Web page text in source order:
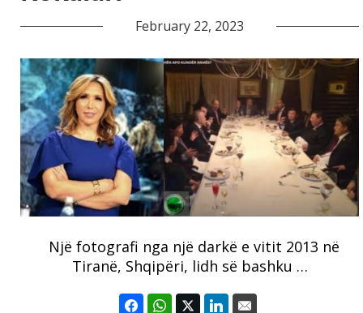
February 22, 2023
Një fotografi nga një darkë e vitit 2013 në
Tiranë, Shqipëri, lidh së bashku …